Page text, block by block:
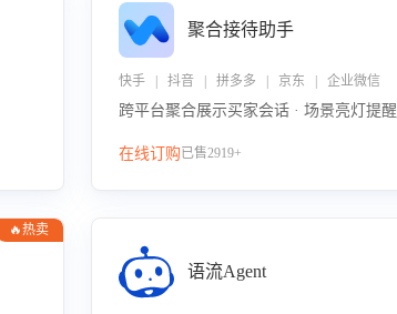
聚合接待助手
快手 | 抖音 | 拼多多 | 京东 | 企业微信
跨平台聚合展示买家会话 · 场景亮灯提醒
在线订购已售2919+
🔥热卖
语流Agent